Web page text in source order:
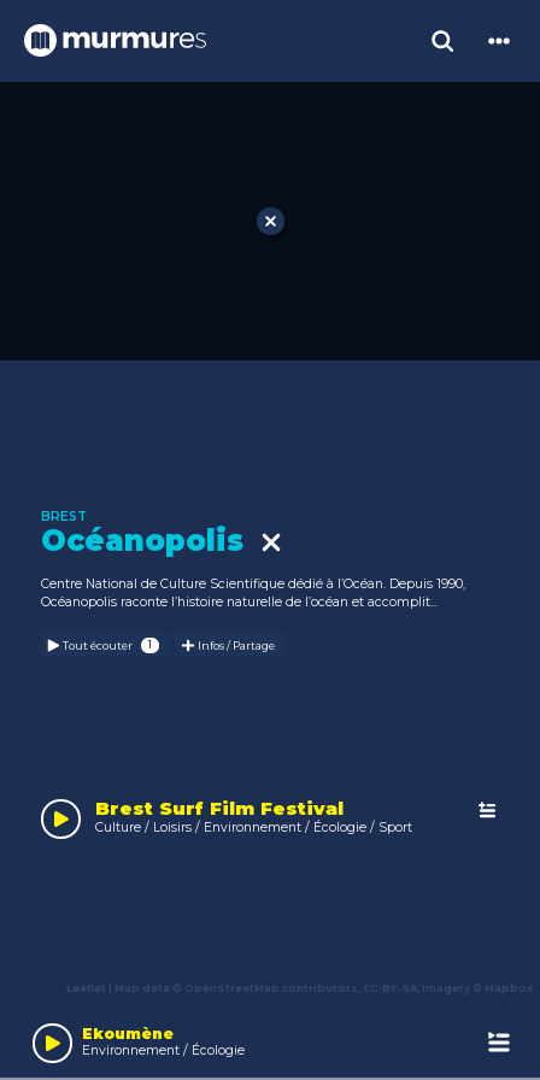
BREST
Océanopolis
Centre National de Culture Scientifique dédié à l’Océan. Depuis 1990,
Océanopolis raconte l’histoire naturelle de l’océan et accomplit...
Tout écouter Infos / Partage
Brest Surf Film Festival
Culture / Loisirs / Environnement / Écologie / Sport
Leaflet | Map data © OpenStreetMap contributors, CC-BY-SA , Imagery © Mapbox
Player
Ekoumène
Environnement / Écologie